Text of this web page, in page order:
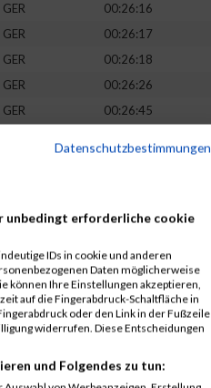
GER
00:26:16
GER
00:26:17
GER 00:26:18
GER
00:26:26
GER
00:26:45
GER
00:27:06
GER
00:27:37
GER
00:27:41
GER 00:27:43
GER
00:27:45
Datenschutzbestimmungen
unbedingt erforderliche cookie
IDs in cookie und anderen
Daten möglicherweise
können Ihre Einstellungen akzeptieren,
auf die Fingerabdruck-Schaltfläche in
oder den Link in der Fußzeile
widerrufen. Diese Entscheidungen
und Folgendes zu tun: